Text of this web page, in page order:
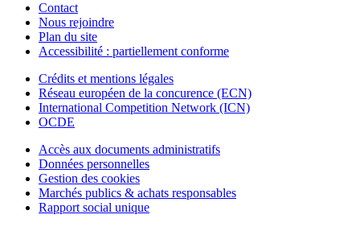
Contact
Nous rejoindre
Plan du site
Accessibilité : partiellement conforme
Crédits et mentions légales
Réseau européen de la concurence (ECN)
International Competition Network (ICN)
OCDE
Accès aux documents administratifs
Données personnelles
Gestion des cookies
Marchés publics & achats responsables
Rapport social unique